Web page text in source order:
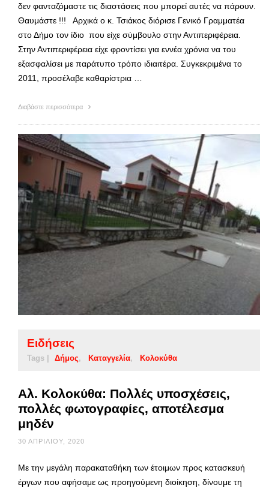
δεν φανταζόμαστε τις διαστάσεις που μπορεί αυτές να πάρουν.
Θαυμάστε !!! Αρχικά ο κ. Τσιάκος διόρισε Γενικό Γραμματέα
στο Δήμο τον ίδιο που είχε σύμβουλο στην Αντιπεριφέρεια.
Στην Αντιπεριφέρεια είχε φροντίσει για εννέα χρόνια να του
εξασφαλίσει με παράτυπο τρόπο ιδιαιτέρα. Συγκεκριμένα το
2011, προσέλαβε καθαρίστρια …
Διαβάστε περισσότερα
Ειδήσεις
Tags | Δήμος Καταγγελία Κολοκύθα
Αλ. Κολοκύθα: Πολλές υποσχέσεις,
πολλές φωτογραφίες, αποτέλεσμα
μηδέν
30 ΑΠΡΙΛΊΟΥ, 2020
Με την μεγάλη παρακαταθήκη των έτοιμων προς κατασκευή
έργων που αφήσαμε ως προηγούμενη διοίκηση, δίνουμε τη